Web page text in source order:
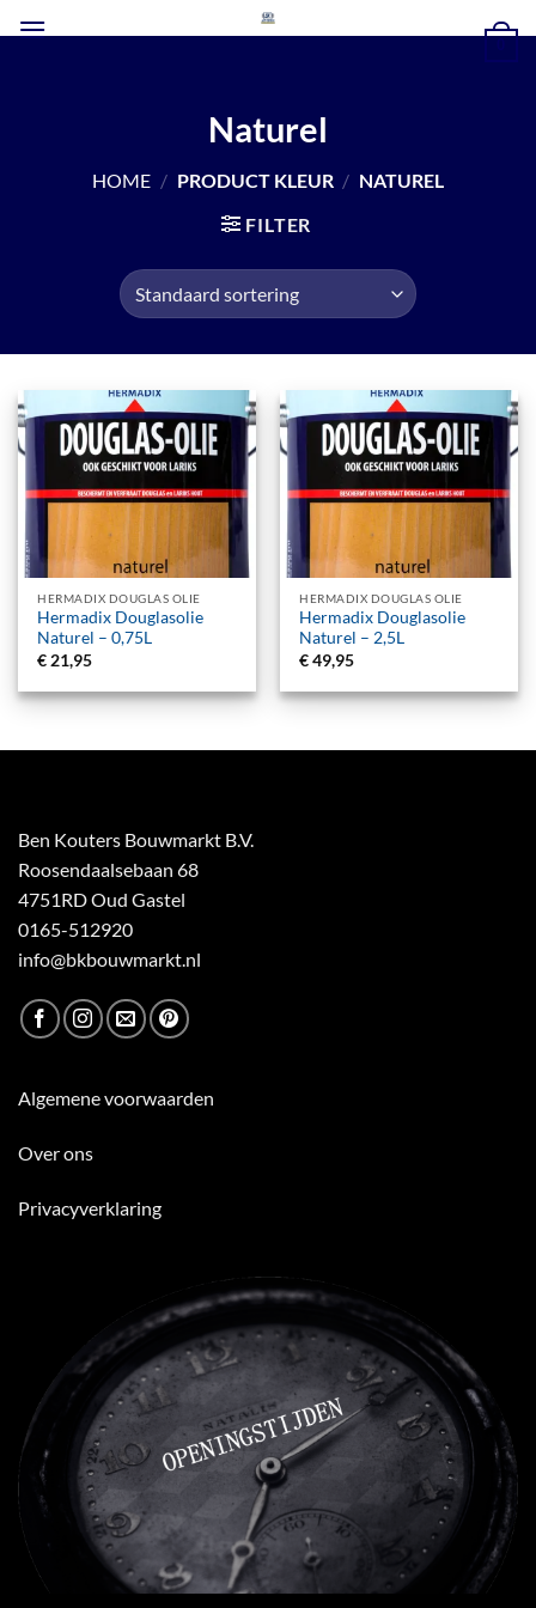
naar
Naturel
HOME / PRODUCT KLEUR / NATUREL
FILTER
HERMADIX DOUGLAS OLIE
Hermadix Douglasolie
Naturel – 0,75L
€ 21,95
HERMADIX DOUGLAS OLIE
Hermadix Douglasolie
Naturel – 2,5L
€49,95
Ben Kouters Bouwmarkt B.V.
Roosendaalsebaan 68
4751RD Oud Gastel
0165-512920
info@bkbouwmarkt.nl
Algemene voorwaarden
Over ons
Privacyverklaring